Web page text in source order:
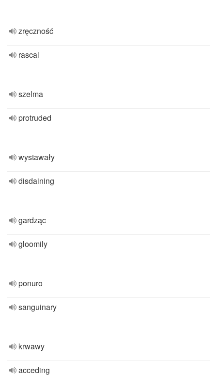
zręczność
rascal
szelma
protruded
wystawały
disdaining
gardząc
gloomily
ponuro
sanguinary
krwawy
acceding